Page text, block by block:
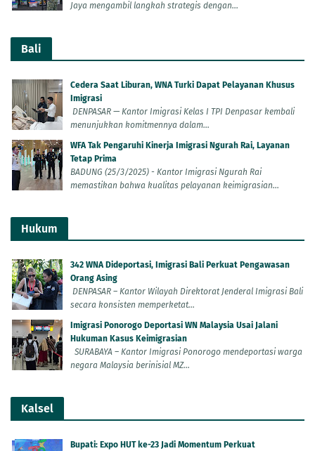
Jaya mengambil langkah strategis dengan...
Bali
Cedera Saat Liburan, WNA Turki Dapat Pelayanan Khusus
Imigrasi
DENPASAR — Kantor Imigrasi Kelas I TPI Denpasar kembali
menunjukkan komitmennya dalam...
WFA Tak Pengaruhi Kinerja Imigrasi Ngurah Rai, Layanan
Tetap Prima
BADUNG (25/3/2025) - Kantor Imigrasi Ngurah Rai
memastikan bahwa kualitas pelayanan keimigrasian...
Hukum
342 WNA Dideportasi, Imigrasi Bali Perkuat Pengawasan
Orang Asing
DENPASAR – Kantor Wilayah Direktorat Jenderal Imigrasi Bali
secara konsisten memperketat...
Imigrasi Ponorogo Deportasi WN Malaysia Usai Jalani
Hukuman Kasus Keimigrasian
SURABAYA – Kantor Imigrasi Ponorogo mendeportasi warga
negara Malaysia berinisial MZ...
Kalsel
Bupati: Expo HUT ke-23 Jadi Momentum Perkuat